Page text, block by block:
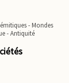
- Mondes
- Antiquité